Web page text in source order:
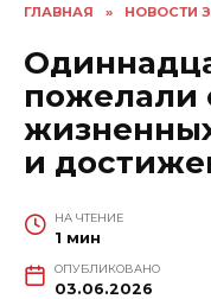
ГЛАВНАЯ » НОВОСТИ
пожелали
и
НА ЧТЕНИЕ
1 мин
ОПУБЛИКОВАНО
03.06.2026